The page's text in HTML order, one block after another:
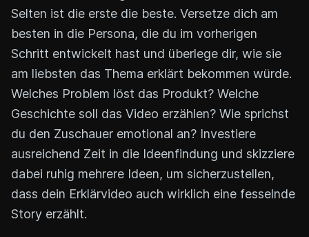
Selten ist die erste die beste. Versetze dich am
besten in die Persona, die du im vorherigen
Schritt entwickelt hast und überlege dir, wie sie
am liebsten das Thema erklärt bekommen würde.
Welches Problem löst das Produkt? Welche
Geschichte soll das Video erzählen? Wie sprichst
du den Zuschauer emotional an? Investiere
ausreichend Zeit in die Ideenfindung und skizziere
dabei ruhig mehrere Ideen, um sicherzustellen,
dass dein Erklärvideo auch wirklich eine fesselnde
Story erzählt.